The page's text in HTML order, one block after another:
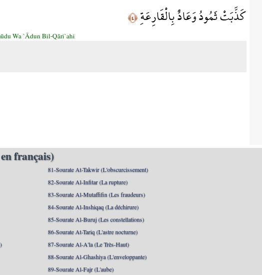
كَذَّبَتْ ثَمُودُ وَعَادٌ بِالْقَارِعَةِ﴿٤﴾
Wa `Ādun Bil-Qāri`ahi
français)
81-Sourate At-Takwir (L'obscurcissement)
82-Sourate Al-Infitar (La rupture)
83-Sourate Al-Mutaffifin (Les fraudeurs)
84-Sourate Al-Inshiqaq (La déchirure)
85-Sourate Al-Buruj (Les constellations)
86-Sourate At-Tariq (L'astre nocturne)
87-Sourate Al-A'la (Le Très-Haut)
88-Sourate Al-Ghashiya (L'enveloppante)
89-Sourate Al-Fajr (L'aube)